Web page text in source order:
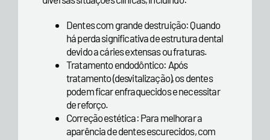
Dentes com grande destruição: Quando
há perda significativa de estrutura dental
devido a cáries extensas ou fraturas.
Tratamento endodôntico: Após
tratamento (desvitalização), os dentes
podem ficar enfraquecidos e necessitar
de reforço.
Correção estética: Para melhorar a
aparência de dentes escurecidos, com